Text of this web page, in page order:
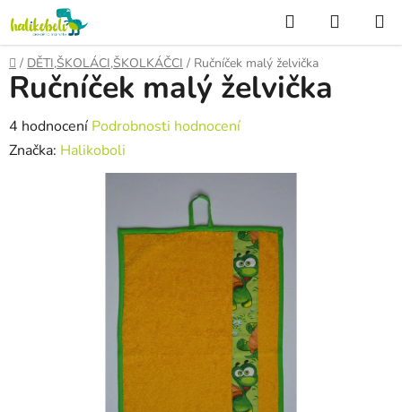
na
obsah
Hledat
KOŠÍK
Domů
/ DĚTI,ŠKOLÁCI,ŠKOLKÁČCI / Ručníček malý želvička
Ručníček malý želvička
Průměrné
hodnocení
4 hodnocení Podrobnosti hodnocení
Značka: Halikoboli